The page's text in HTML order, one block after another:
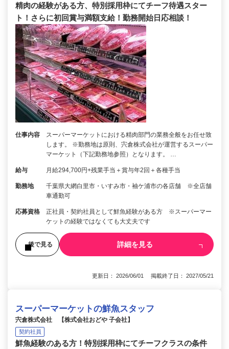
精肉の経験がある方、特別採用枠にてチーフ待遇スター
ト！さらに初回賞与満額支給！勤務開始日応相談！
仕事内容
スーパーマーケットにおける精肉部門の業務全般をお任せ致
します。 ※勤務地は原則、宍倉株式会社が運営するスーパー
マーケット（下記勤務地参照）となります。 …
給与 月給294,700円+残業手当＋賞与年2回＋各種手当
勤務地
千葉県大網白里市・いすみ市・袖ケ浦市の各店舗 ※全店舗
車通勤可
応募資格
正社員・契約社員として鮮魚経験がある方 ※スーパーマー
ケットの経験ではなくても大丈夫です
後で見る 詳細を見る
更新日： 2026/06/01 掲載終了日： 2027/05/21
スーパーマーケットの鮮魚スタッフ
宍倉株式会社 【株式会社おどや 子会社】
契約社員
鮮魚経験のある方！特別採用枠にてチーフクラスの条件